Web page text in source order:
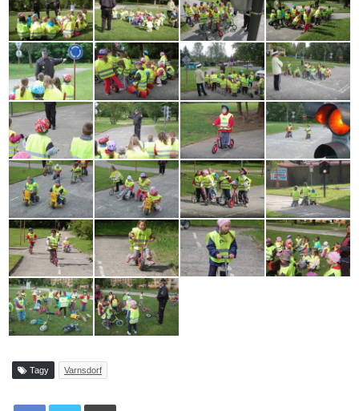
Tagy Varnsdorf
Tisknout